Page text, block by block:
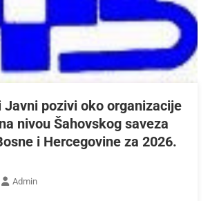
Javni pozivi oko organizacije
nivou Šahovskog saveza
i Hercegovine za 2026.
Admin